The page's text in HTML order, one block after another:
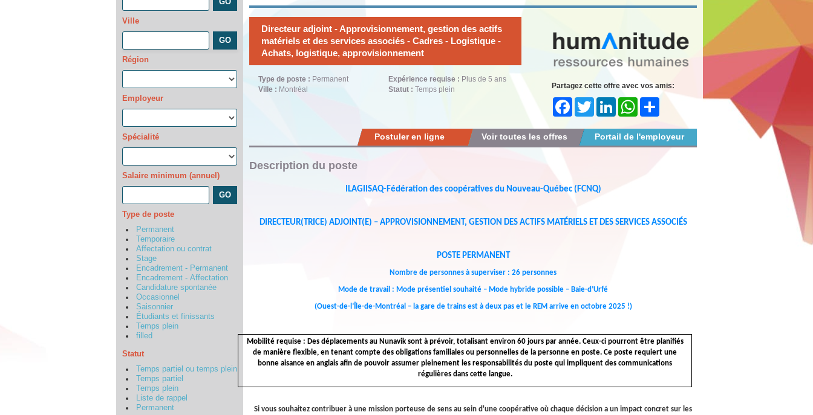
Ville
Région
Employeur
Spécialité
Salaire minimum (annuel)
Type de poste
Permanent
Temporaire
Affectation ou contrat
Stage
Encadrement - Permanent
Encadrement - Affectation
Candidature spontanée
Occasionnel
Saisonnier
Étudiants et finissants
Temps plein
filled
Statut
Temps partiel ou temps plein
Temps partiel
Temps plein
Liste de rappel
Permanent
Directeur adjoint - Approvisionnement, gestion des actifs
matériels et des services associés - Cadres - Logistique -
Achats, logistique, approvisionnement
Type de poste : Permanent
Ville : Montréal
Expérience requise : Plus de 5 ans
Statut : Temps plein
Partagez cette offre avec vos amis:
FacebookTwitter LinkedIn WhatsApp
Portail de l'employeur
Voir toutes les offres
Postuler en ligne
Description du poste
ILAGIISAQ-Fédération des coopératives du Nouveau-Québec (FCNQ)
DIRECTEUR(TRICE) ADJOINT(E) – APPROVISIONNEMENT, GESTION DES ACTIFS MATÉRIELS ET DES SERVICES ASSOCIÉS
POSTE PERMANENT
Nombre de personnes à superviser : 26 personnes
Mode de travail : Mode présentiel souhaité – Mode hybride possible – Baie-d’Urfé
(Ouest-de-l’Île-de-Montréal – la gare de trains est à deux pas et le REM arrive en octobre 2025 !)
Mobilité requise : Des déplacements au Nunavik sont à prévoir, totalisant environ 60 jours par année. Ceux-ci pourront être planifiés
de manière flexible, en tenant compte des obligations familiales ou personnelles de la personne en poste. Ce poste requiert une
bonne aisance en anglais afin de pouvoir assumer pleinement les responsabilités du poste qui impliquent des communications
régulières dans cette langue.
Si vous souhaitez contribuer à une mission porteuse de sens au sein d'une coopérative où chaque décision a un impact concret sur les